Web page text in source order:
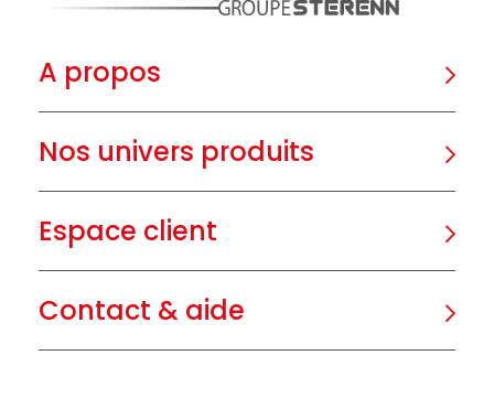
A propos
Nos univers produits
Espace client
Contact & aide